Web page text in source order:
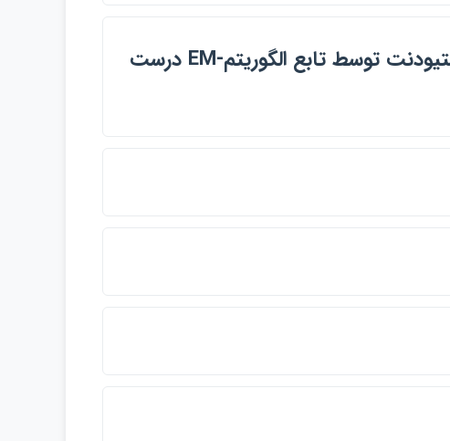
يك مدل نوسان تصادفي پنهان با حاشيه اي تي-استيودنت توسط تابع الگوريتم-EM درست